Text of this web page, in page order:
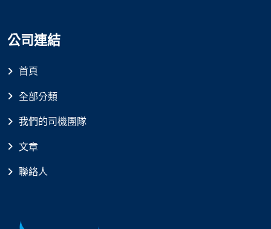
公司連結
首頁
全部分類
我們的司機團隊
文章
聯絡人